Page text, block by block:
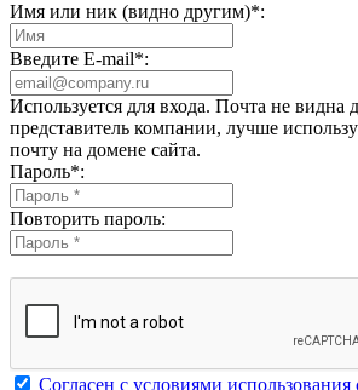
Имя или ник (видно другим)*:
Введите E-mail*:
Используется для входа. Почта не
представитель компании, лучше
почту на домене сайта.
Пароль*:
Повторить пароль:
Согласен с условиями использования